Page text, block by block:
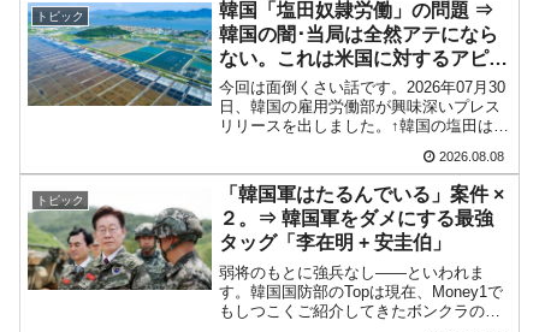
言。
『Money1』
韓国は「中国と同じく」投資に不適格な国
だ。
『韓国銀行』が「金の保有量を増やします」
『Money1』
韓国･外為取引量「1日当たり1,214.4億ドル」
まで拡大 ⇒ 海外資金の動きに強く左右される状態
『Money1』
韓国･帰ってきた李在明。李在明を支持しな
トピック
韓国「塩田奴隷労働」の問題 ⇒
韓国の闇･当局は全然アテになら
ない。これは米国に対するアピー
ル
今回は面倒くさい話です。2026年07月30
日、韓国の雇用労働部が興味深いプレス
リリースを出しました。↑韓国の塩田は島
ることが少ないため、事件の発覚を妨げ
たといわれます（後述）。これは、いわ
ゆる「塩田奴隷...
2026.08.08
トピック
「韓国軍はたるんでいる」案件 ×
２。⇒ 韓国軍をダメにする最強
タッグ「李在明 + 安圭伯」
弱将のもとに強兵なし――といわれま
す。韓国国防部のTopは現在、Money1で
もしつこくご紹介してきたボンクラの安